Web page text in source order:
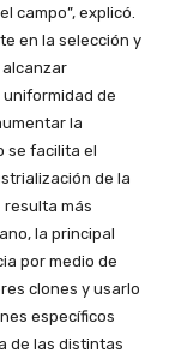
campo”, explicó.
en la selección y
alcanzar
de
la
se facilita el
de la
más
la principal
por medio de
clones y usarlo
específicos
de las distintas